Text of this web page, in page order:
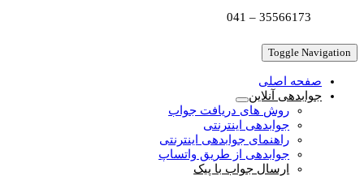
35566173 – 041
Toggle Navigation
صفحه اصلی
جوابدهی آنلاین
روش های دریافت جواب
جوابدهی اینترنتی
راهنمای جوابدهی اینترنتی
جوابدهی از طریق واتساپ
ارسال جواب با پیک